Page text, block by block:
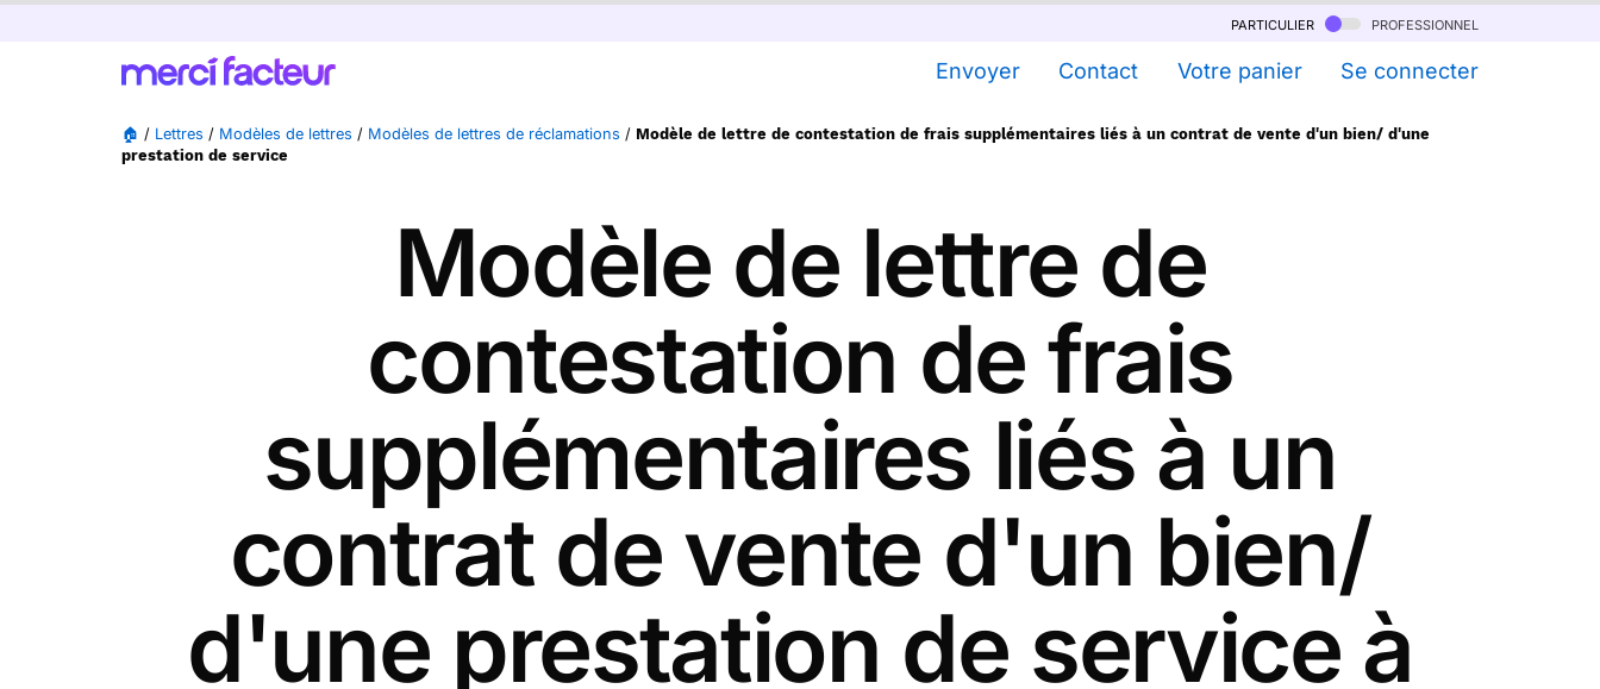
particulier professionnel
Envoyer Contact Votre panier Se connecter
🏠 / Lettres / Modèles de lettres / Modèles de lettres de réclamations / Modèle de lettre de contestation de frais supplémentaires liés à un contrat de vente d'un bien/ d'une
prestation de service
Modèle de lettre de
contestation de frais
supplémentaires liés à un
contrat de vente d'un bien/
d'une prestation de service à